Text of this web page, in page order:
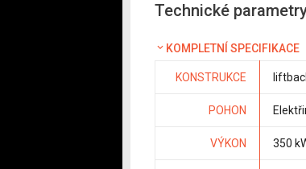
Technické
KOMPLETNÍ SPECIFIKACE
KONSTRUKCE
POHON
VÝKON 350